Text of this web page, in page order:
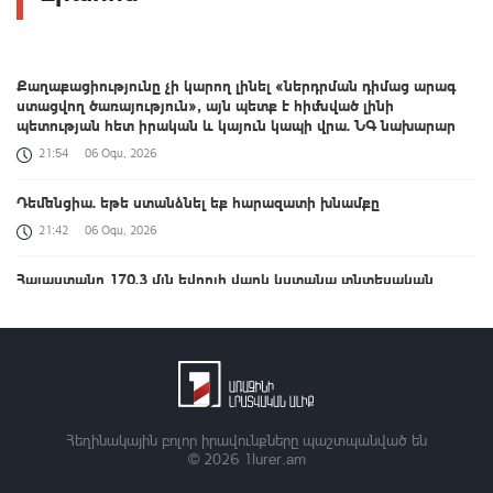
Քաղաքացիությունը չի կարող լինել «ներդրման դիմաց արագ
ստացվող ծառայություն», այն պետք է հիմնված լինի
պետության հետ իրական և կայուն կապի վրա. ՆԳ նախարար
21:54 06 Օգս, 2026
Դեմենցիա. եթե ստանձնել եք հարազատի խնամքը
21:42 06 Օգս, 2026
Հայաստանը 170.3 մլն եվրոյի վարկ կստանա տնտեսական
21:26 06 Օգս, 2026
Ներդրումներ, նոր աշխատատեղեր և մաքսային արտոնություն․
կառավարության նոր որոշումը
Հեղինակային բոլոր իրավունքները պաշտպանված են
© 2026 1lurer.am